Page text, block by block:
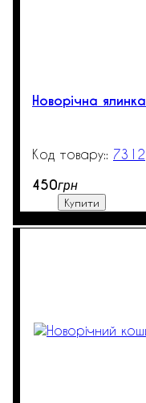
Новорічна ялинка
7312
450грн
Купити